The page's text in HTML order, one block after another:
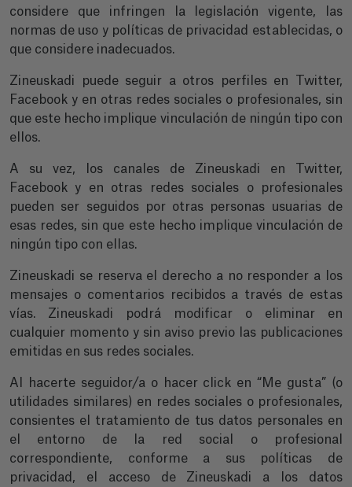
considere que infringen la legislación vigente, las
normas de uso y políticas de privacidad establecidas, o
que considere inadecuados.
Zineuskadi puede seguir a otros perfiles en Twitter,
Facebook y en otras redes sociales o profesionales, sin
que este hecho implique vinculación de ningún tipo con
ellos.
A su vez, los canales de Zineuskadi en Twitter,
Facebook y en otras redes sociales o profesionales
pueden ser seguidos por otras personas usuarias de
esas redes, sin que este hecho implique vinculación de
ningún tipo con ellas.
Zineuskadi se reserva el derecho a no responder a los
mensajes o comentarios recibidos a través de estas
vías. Zineuskadi podrá modificar o eliminar en
cualquier momento y sin aviso previo las publicaciones
emitidas en sus redes sociales.
Al hacerte seguidor/a o hacer click en “Me gusta” (o
utilidades similares) en redes sociales o profesionales,
consientes el tratamiento de tus datos personales en
el entorno de la red social o profesional
correspondiente, conforme a sus políticas de
privacidad, el acceso de Zineuskadi a los datos